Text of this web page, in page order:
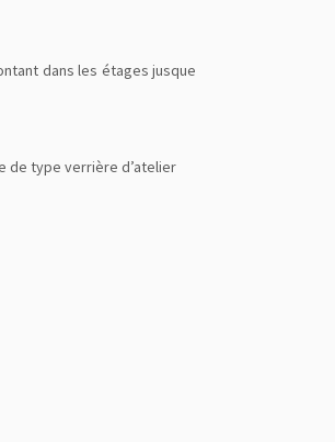
dans les étages jusque
de type verrière d’atelier